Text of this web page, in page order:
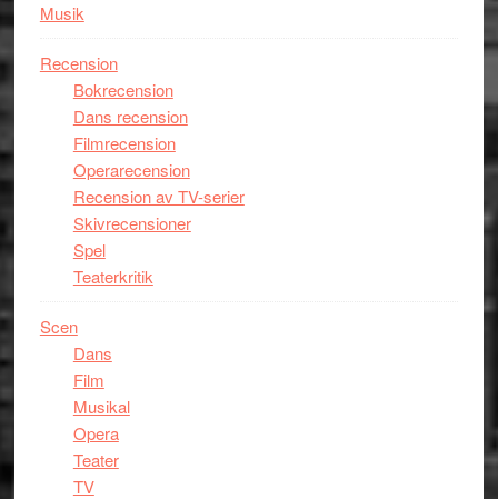
Musik
Recension
Bokrecension
Dans recension
Filmrecension
Operarecension
Recension av TV-serier
Skivrecensioner
Spel
Teaterkritik
Scen
Dans
Film
Musikal
Opera
Teater
TV